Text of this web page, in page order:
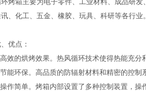
、化工、五金、橡胶、玩具、科研等各行业。
点：
的烘烤效果。热风循环技术使得热能充分
环保。高品质的防辐射材料和精密的控制
简单。烤箱内部设置了多种控制装置，操作